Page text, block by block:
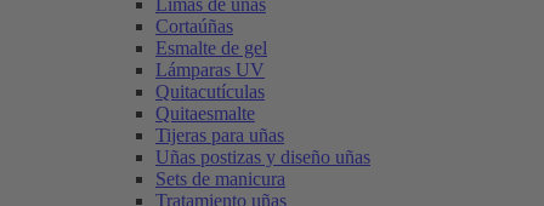
Limas de uñas
Cortaúñas
Esmalte de gel
Lámparas UV
Quitacutículas
Quitaesmalte
Tijeras para uñas
Uñas postizas y diseño uñas
Sets de manicura
Tratamiento uñas